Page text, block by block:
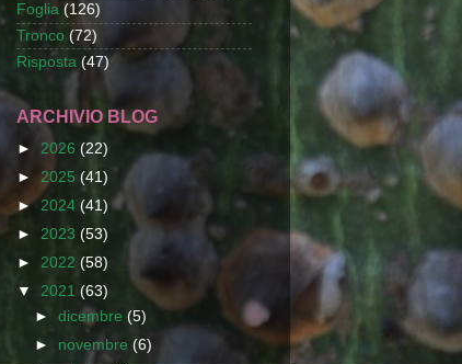
Foglia (126)
Tronco (72)
Risposta (47)
ARCHIVIO BLOG
► 2026 (22)
►2025 (41)
► 2024 (41)
► 2023 (53)
► 2022 (58)
▼ 2021 (63)
►dicembre(5)
► novembre(6)